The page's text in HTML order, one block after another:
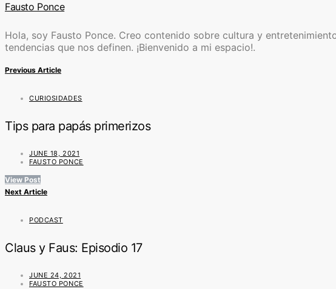
Fausto Ponce
Hola, soy Fausto Ponce. Creo contenido sobre cultura y
tendencias que nos definen. ¡Bienvenido a mi espacio!.
Previous Article
CURIOSIDADES
Tips para papás primerizos
JUNE 18, 2021
FAUSTO PONCE
View Post
Next Article
PODCAST
Claus y Faus: Episodio 17
JUNE 24, 2021
FAUSTO PONCE